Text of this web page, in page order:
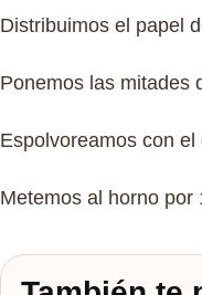
Distribuimos el papel
Ponemos las mitades
Espolvoreamos con
Metemos al horno por